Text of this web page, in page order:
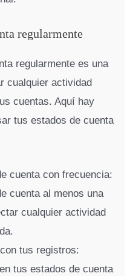
regularmente
regularmente es una
cualquier actividad
cuentas. Aquí hay
tus estados de cuenta
cuenta con frecuencia:
cuenta al menos una
cualquier actividad
tus registros:
tus estados de cuenta